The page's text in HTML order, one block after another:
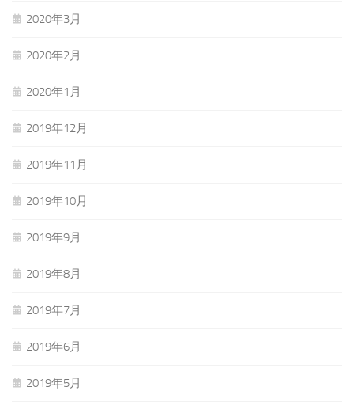
2020年3月
2020年2月
2020年1月
2019年12月
2019年11月
2019年10月
2019年9月
2019年8月
2019年7月
2019年6月
2019年5月